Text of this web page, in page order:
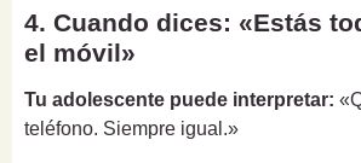
4. Cuando dices: «Estás
el móvil»
Tu adolescente puede interpretar:
teléfono. Siempre igual.»